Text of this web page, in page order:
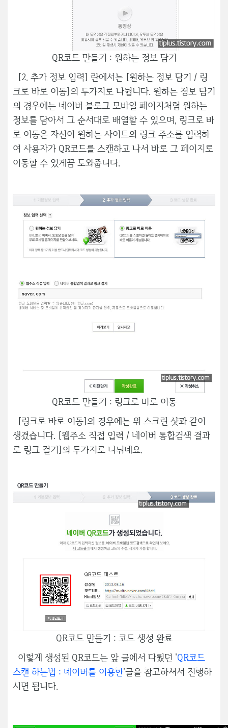
QR코드 만들기 : 원하는 정보 담기
[2. 추가 정보 입력] 란에서는 [원하는 정보 담기 / 링
크로 바로 이동]의 두가지로 나뉩니다. 원하는 정보 담기
의 경우에는 네이버 블로그 모바일 페이지처럼 원하는
정보를 담아서 그 순서대로 배열할 수 있으며, 링크로 바
로 이동은 자신이 원하는 사이트의 링크 주소를 입력하
여 사용자가 QR코드를 스캔하고 나서 바로 그 페이지로
이동할 수 있게끔 도와줍니다.
QR코드 만들기 : 링크로 바로 이동
[링크로 바로 이동]의 경우에는 위 스크린 샷과 같이
생겼습니다. [웹주소 직접 입력 / 네이버 통합검색 결과
로 링크 걸기]의 두가지로 나뉘네요.
QR코드 만들기 : 코드 생성 완료
이렇게 생성된 QR코드는 앞 글에서 다뤘던 'QR코드
스캔 하는법 : 네이버를 이용한'글을 참고하셔서 진행하
시면 됩니다.